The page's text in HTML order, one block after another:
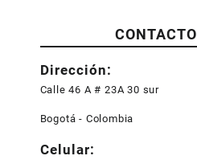
CONTACTO
Dirección:
Calle 46 A # 23A 30 sur
Bogotá - Colombia
Celular: